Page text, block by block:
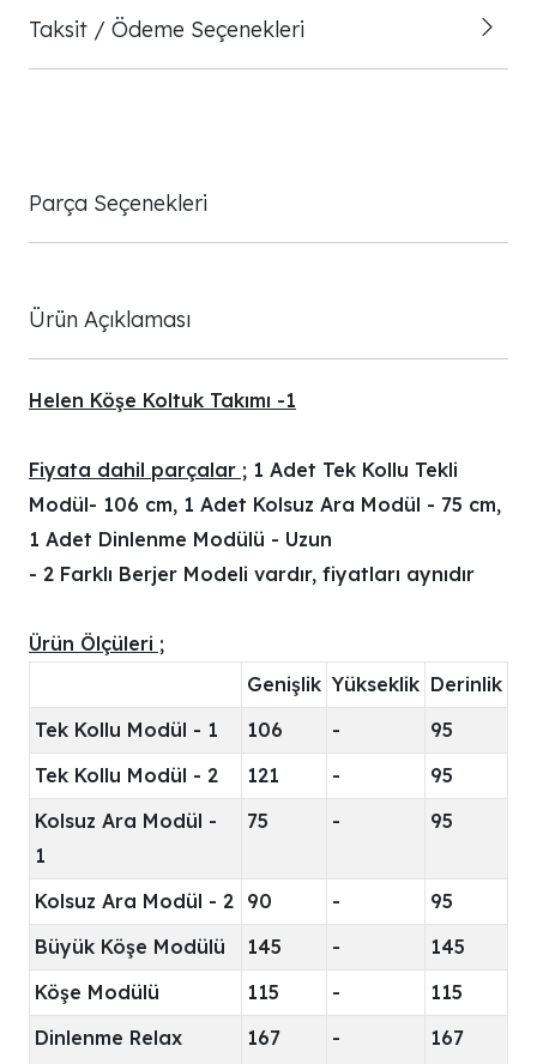
Taksit / Ödeme Seçenekleri
Parça Seçenekleri
Ürün Açıklaması
Helen Köşe Koltuk Takımı -1
Fiyata dahil parçalar ; 1 Adet Tek Kollu Tekli
Modül- 106 cm, 1 Adet Kolsuz Ara Modül - 75 cm,
1 Adet Dinlenme Modülü - Uzun
- 2 Farklı Berjer Modeli vardır, fiyatları aynıdır
Ürün Ölçüleri ;
Genişlik Yükseklik Derinlik
Tek Kollu Modül - 1
106 -
95
Tek Kollu Modül - 2
121 -
95
Kolsuz Ara Modül -
1
75 - 95
Kolsuz Ara Modül - 2 90 -
95
Büyük Köşe Modülü
145 -
145
Köşe Modülü
115 -
115
Dinlenme Relax
167 - 167